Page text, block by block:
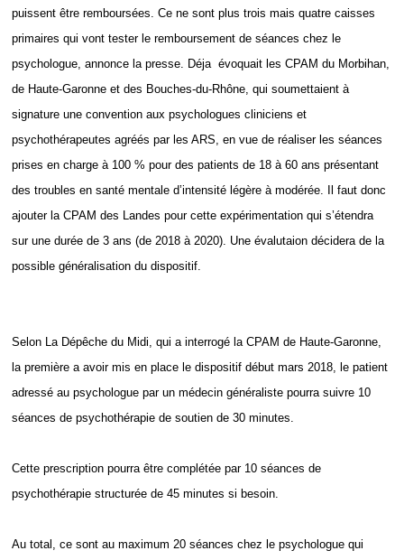
puissent être remboursées. Ce ne sont plus trois mais quatre caisses
primaires qui vont tester le remboursement de séances chez le
psychologue, annonce la presse. Déja évoquait les CPAM du Morbihan,
de Haute-Garonne et des Bouches-du-Rhône, qui soumettaient à
signature une convention aux psychologues cliniciens et
psychothérapeutes agréés par les ARS, en vue de réaliser les séances
prises en charge à 100 % pour des patients de 18 à 60 ans présentant
des troubles en santé mentale d’intensité légère à modérée. Il faut donc
ajouter la CPAM des Landes pour cette expérimentation qui s’étendra
sur une durée de 3 ans (de 2018 à 2020). Une évalutaion décidera de la
possible généralisation du dispositif.
Selon La Dépêche du Midi, qui a interrogé la CPAM de Haute-Garonne,
la première a avoir mis en place le dispositif début mars 2018, le patient
adressé au psychologue par un médecin généraliste pourra suivre 10
séances de psychothérapie de soutien de 30 minutes.
Cette prescription pourra être complétée par 10 séances de
psychothérapie structurée de 45 minutes si besoin.
Au total, ce sont au maximum 20 séances chez le psychologue qui